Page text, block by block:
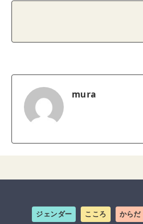
mura
ジェンダー こころ からだ